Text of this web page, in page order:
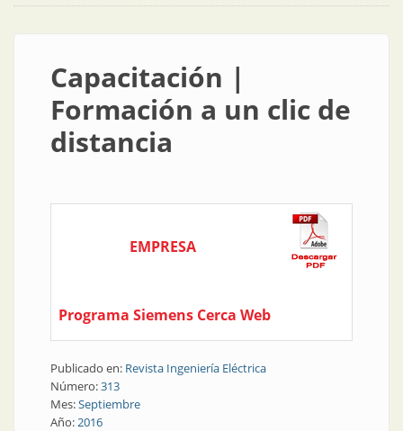
Capacitación |
Formación a un clic de
distancia
EMPRESA
Programa Siemens Cerca Web
Publicado en: Revista Ingeniería Eléctrica
Número:313
Mes:Septiembre
Año:2016